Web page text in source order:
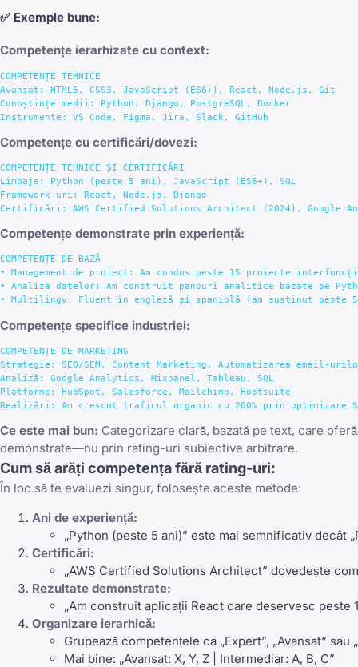
✅ Exemple bune:
Competențe ierarhizate cu context:
COMPETENȚE TEHNICE
Avansat: HTML5, CSS3, JavaScript (ES6+), React, Node.js, Git
Cunoștințe medii: Python, Django, PostgreSQL, Docker
Competențe cu certificări/dovezi:
COMPETENȚE TEHNICE ȘI CERTIFICĂRI
Limbaje: Python (peste 5 ani), JavaScript (ES6+), SQL
Framework-uri: React, Node.js, Django
Competențe demonstrate prin experiență:
COMPETENȚE DE BAZĂ
• Management de proiect: Am condus peste 15 proiecte
• Analiza datelor: Am construit panouri analitice bazate pe
Competențe specifice industriei:
COMPETENȚE DE MARKETING
Strategie: SEO/SEM, Content Marketing, Automatizarea email-
Analiză: Google Analytics, Mixpanel, Tableau, SQL
Platforme: HubSpot, Salesforce, Mailchimp, Hootsuite
Ce este mai bun: Categorizare clară, bazată pe text, care
demonstrate—nu prin rating-uri subiective arbitrare.
Cum să arăți competența fără rating-uri:
În loc să te evaluezi singur, folosește aceste metode:
Ani de experiență:
„Python (peste 5 ani)” este mai semnificativ decât
Certificări:
„AWS Certified Solutions Architect” dovedește
Rezultate demonstrate:
„Am construit aplicații React care deservesc peste
Organizare ierarhică:
Grupează competențele ca „Expert”, „Avansat”
Mai bine: „Avansat: X, Y, Z | Intermediar: A, B, C”